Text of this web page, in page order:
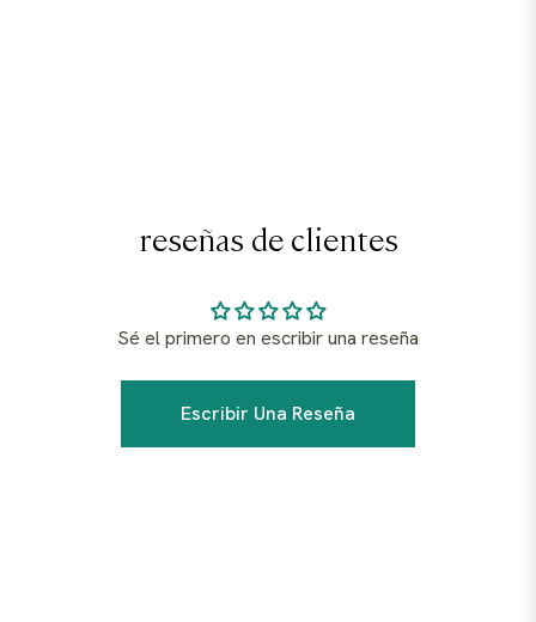
reseñas de clientes
Sé el primero en escribir una reseña
Escribir Una Reseña